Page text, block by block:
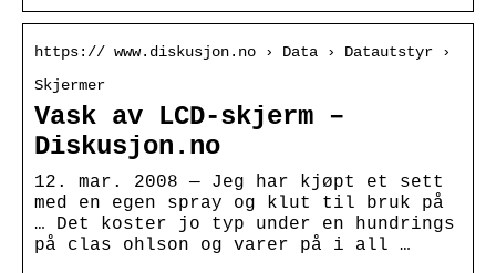
https:// www.diskusjon.no › Data › Datautstyr ›
Skjermer
Vask av LCD-skjerm –
Diskusjon.no
12. mar. 2008 — Jeg har kjøpt et sett
med en egen spray og klut til bruk på
… Det koster jo typ under en hundrings
på clas ohlson og varer på i all …